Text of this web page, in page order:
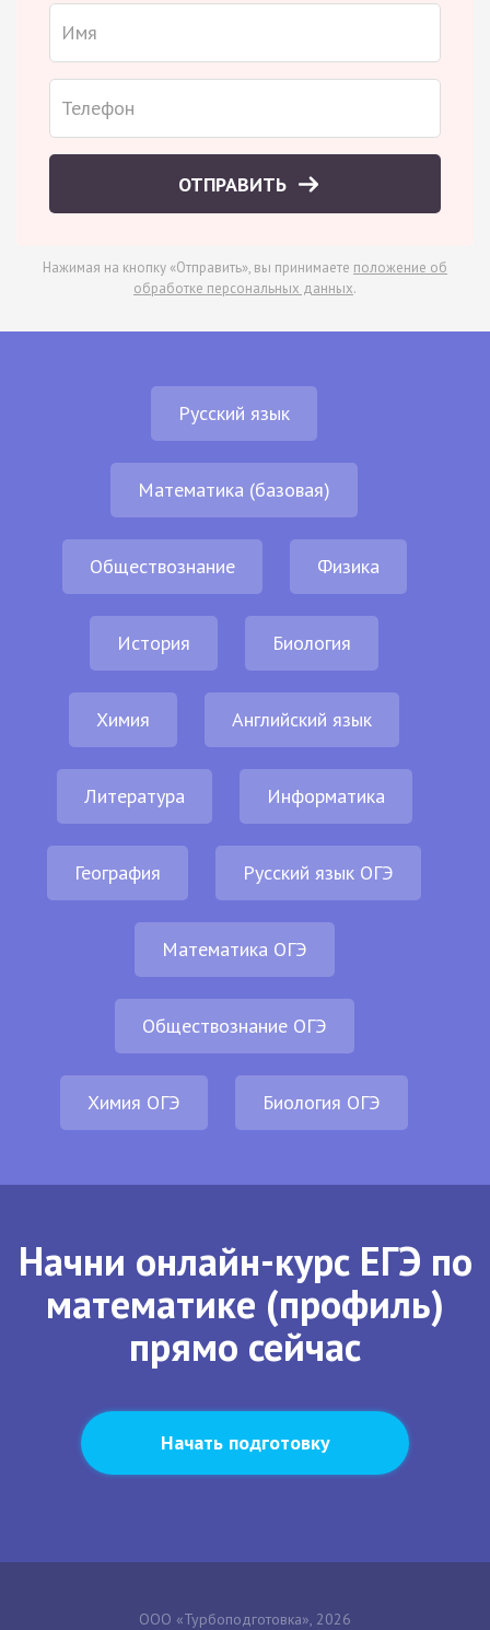
ОТПРАВИТЬ
Нажимая на кнопку «Отправить», вы принимаете положение об
обработке персональных данных.
Русский язык
Математика (базовая)
Обществознание Физика
История Биология
Химия Английский язык
Литература Информатика
География Русский язык ОГЭ
Математика ОГЭ
Обществознание ОГЭ
Химия ОГЭ Биология ОГЭ
Начни онлайн-курс ЕГЭ по
математике (профиль)
прямо сейчас
Начать подготовку
ООО «Турбоподготовка», 2026